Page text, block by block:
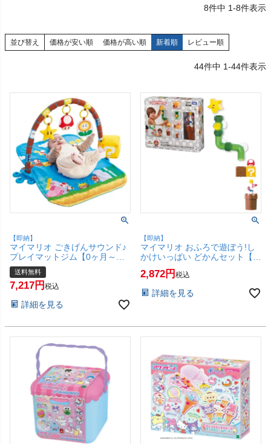
8件中 1-8件表示
並び替え 価格が安い順 価格が高い順 新着順 レビュー順
44件中 1-44件表示
【即納】
マイマリオ ごきげんサウンド♪
プレイマットジム【0ヶ月～】
【子供PSC】【タカラトミー ベ
ビートイ ベビー プレイマット
出産祝い】※他商品との同梱不
(6068176)
送料無料
7,217 税込
詳細を見る
【即納】
マイマリオ おふろで遊ぼう!し
かけいっぱい どかんセット【2
ミー お風呂遊び バストイ】
2,872 税込
詳細を見る